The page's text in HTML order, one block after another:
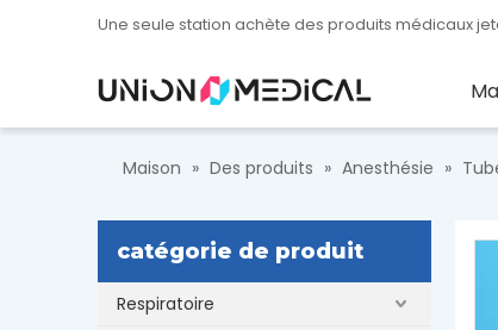
Une seule station achète des produits médicaux
Maison » Des produits » Anesthésie »
catégorie de produit
Respiratoire